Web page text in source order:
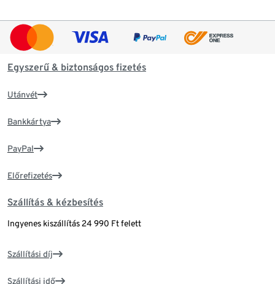
Egyszerű & biztonságos fizetés
Utánvét
Bankkártya
PayPal
Előrefizetés
Szállítás & kézbesítés
Ingyenes kiszállítás 24 990 Ft felett
Szállítási díj
Szállítási idő